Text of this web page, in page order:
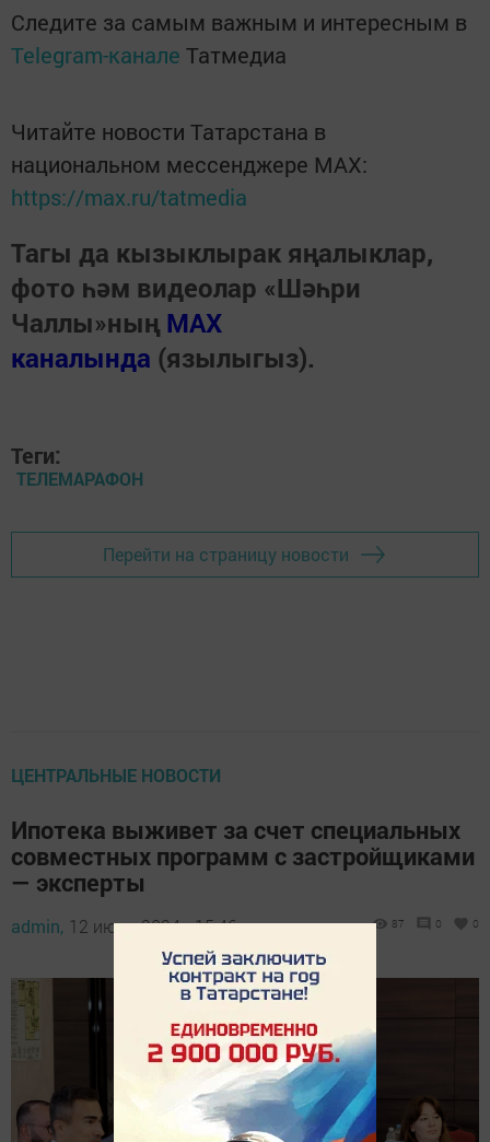
Следите за самым важным и интересным в
Telegram-канале Татмедиа
Читайте новости Татарстана в
национальном мессенджере MАХ:
https://max.ru/tatmedia
Тагы да кызыклырак яңалыклар,
фото һәм видеолар «Шәһри
Чаллы»ның MAX
каналында (язылыгыз).
Теги:
ТЕЛЕМАРАФОН
Перейти на страницу новости
ЦЕНТРАЛЬНЫЕ НОВОСТИ
Ипотека выживет за счет специальных
совместных программ с застройщиками
— эксперты
admin, 12 июль 2024 - 15:46 87 0 0